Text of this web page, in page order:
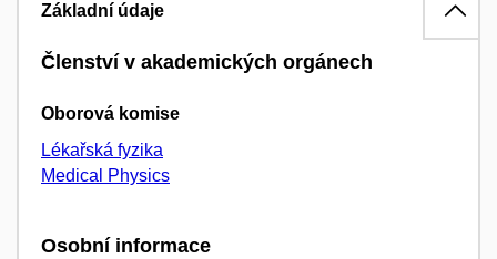
Základní údaje
Členství v akademických orgánech
Oborová komise
Lékařská fyzika
Medical Physics
Osobní informace